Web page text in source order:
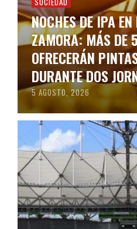
NOCHES DE IPA
ZAMORA: MÁS DE
OFRECERÁN
DURANTE DOS
5 AGOSTO, 2026